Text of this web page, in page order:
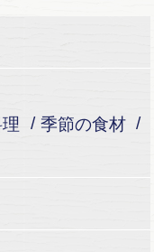
季節の食材